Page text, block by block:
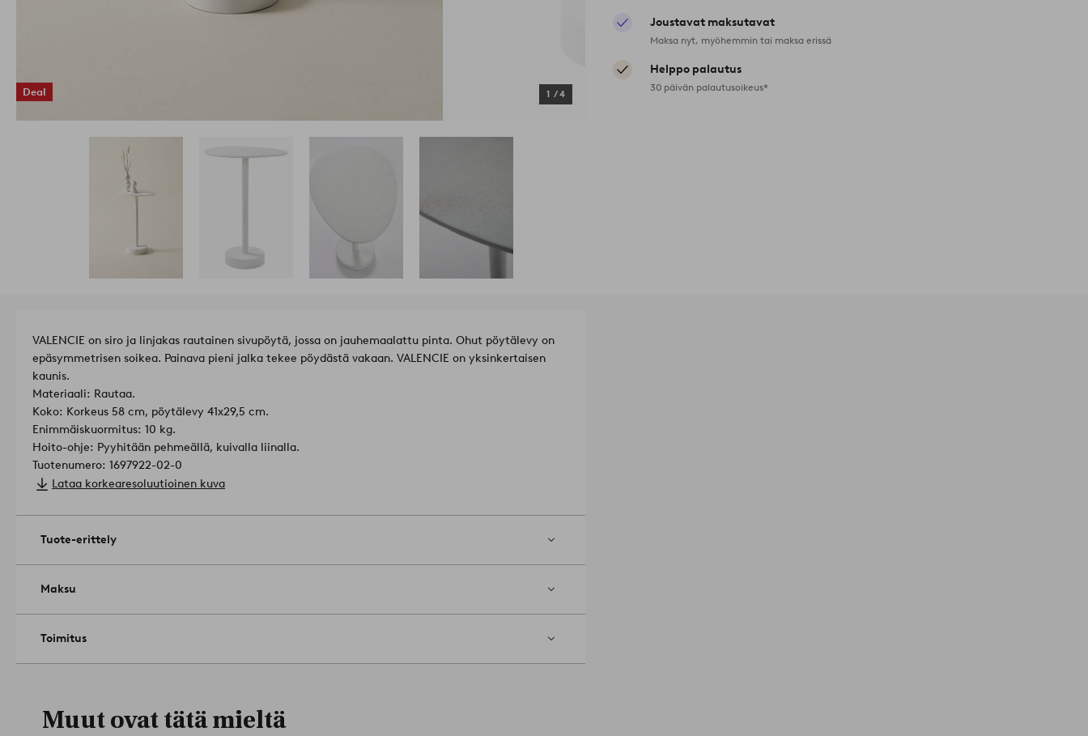
Deal 1 /4
Joustavat maksutavat
Maksa nyt, myöhemmin tai maksa erissä
Helppo palautus
30 päivän palautusoikeus*
VALENCIE on siro ja linjakas rautainen sivupöytä, jossa on jauhemaalattu pinta. Ohut pöytälevy on
epäsymmetrisen soikea. Painava pieni jalka tekee pöydästä vakaan. VALENCIE on yksinkertaisen
kaunis.
Materiaali: Rautaa.
Koko: Korkeus 58 cm, pöytälevy 41x29,5 cm.
Enimmäiskuormitus: 10 kg.
Hoito-ohje: Pyyhitään pehmeällä, kuivalla liinalla.
Tuotenumero: 1697922-02-0
Lataa korkearesoluutioinen kuva
Tuote-erittely
Maksu
Toimitus
Muut ovat tätä mieltä